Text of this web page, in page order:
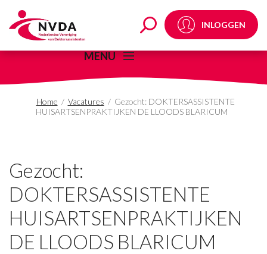
Gezocht: INLOGGEN
MENU
Home / Vacatures / Gezocht: DOKTERSASSISTENTE
HUISARTSENPRAKTIJKEN DE LLOODS BLARICUM
Gezocht:
DOKTERSASSISTENTE
HUISARTSENPRAKTIJKEN
DE LLOODS BLARICUM